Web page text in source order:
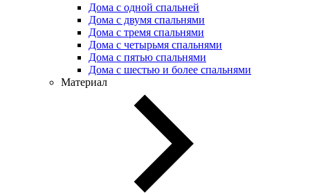
Дома с одной спальней
Дома с двумя спальнями
Дома с тремя спальнями
Дома с четырьмя спальнями
Дома с пятью спальнями
Дома с шестью и более спальнями
Материал